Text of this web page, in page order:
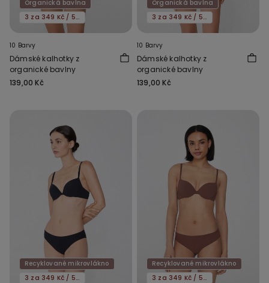
Organická bavlna
3 za 349 Kč / 5 za 549 Kč
10 Barvy
Dámské kalhotky z
organické bavlny
139,00 Kč
Organická bavlna
3 za 349 Kč / 5 za 549 Kč
10 Barvy
Dámské kalhotky z
organické bavlny
139,00 Kč
Recyklované mikrovlákno
3 za 349 Kč / 5 za 549 Kč
Recyklované mikrovlákno
3 za 349 Kč / 5 za 549 Kč